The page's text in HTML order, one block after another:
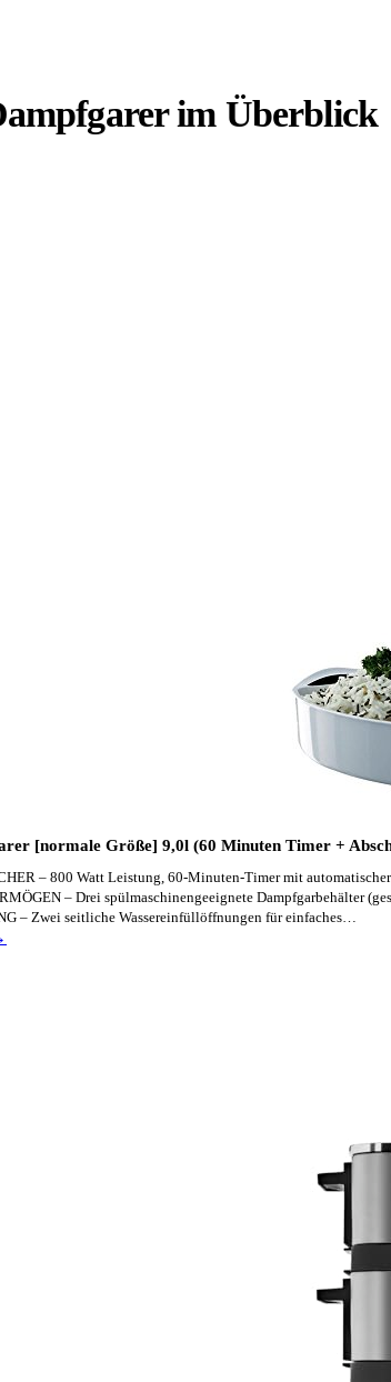
im Überblick
[normale Größe] 9,0l (60 Minuten Timer +
– 800 Watt Leistung, 60-Minuten-Timer mit
– Drei spülmaschinengeeignete Dampfgarbehälter
– Zwei seitliche Wassereinfüllöffnungen für einfaches…